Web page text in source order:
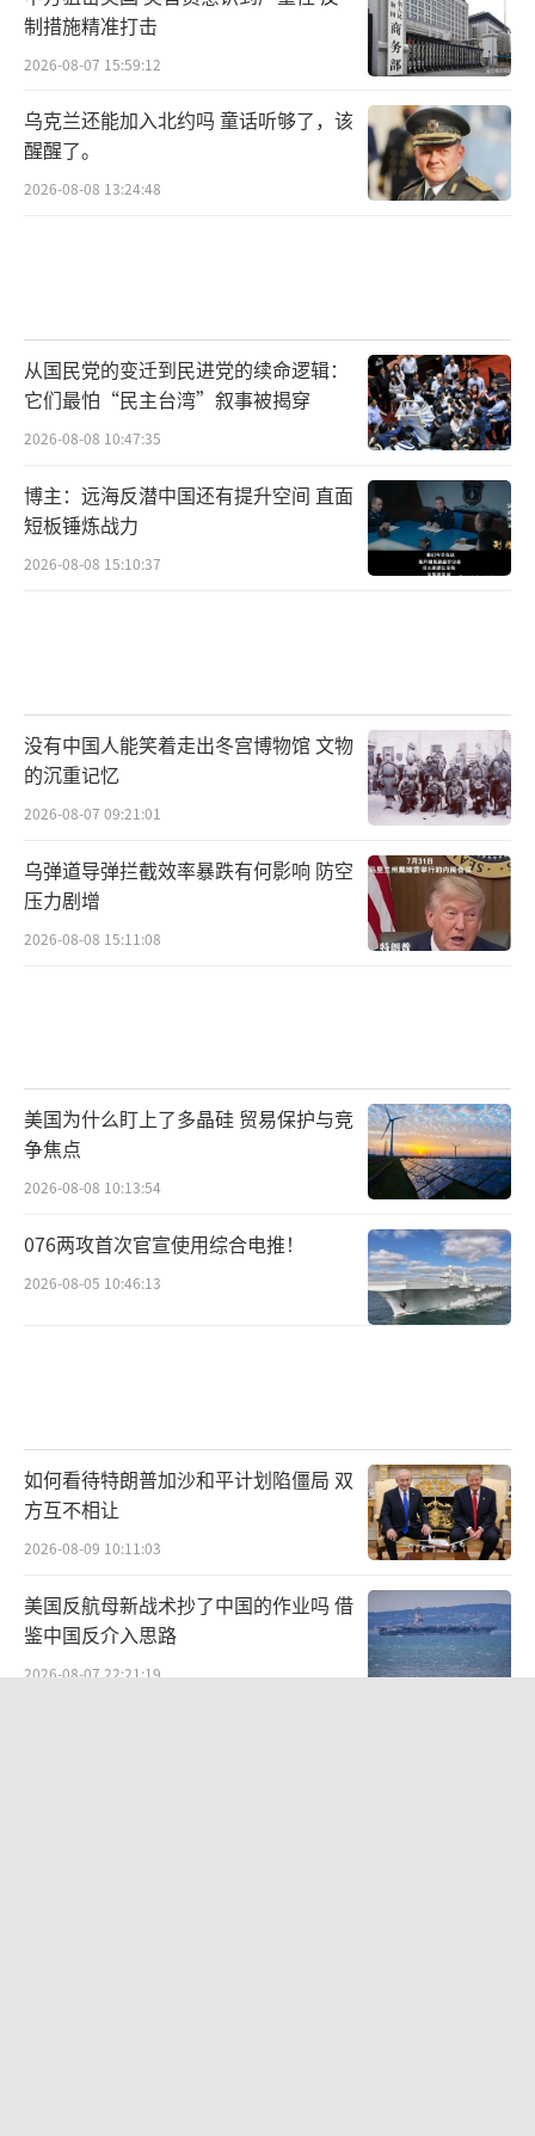
制措施精准打击
2026-08-07 15:59:12
乌克兰还能加入北约吗 童话听够了，该
醒醒了。
2026-08-08 13:24:48
从国民党的变迁到民进党的续命逻辑：
它们最怕“民主台湾”叙事被揭穿
2026-08-08 10:47:35
博主：远海反潜中国还有提升空间 直面
短板锤炼战力
2026-08-08 15:10:37
没有中国人能笑着走出冬宫博物馆 文物
的沉重记忆
2026-08-07 09:21:01
乌弹道导弹拦截效率暴跌有何影响 防空
压力剧增
2026-08-08 15:11:08
美国为什么盯上了多晶硅 贸易保护与竞
争焦点
2026-08-08 10:13:54
076两攻首次官宣使用综合电推！
2026-08-05 10:46:13
如何看待特朗普加沙和平计划陷僵局 双
方互不相让
2026-08-09 10:11:03
美国反航母新战术抄了中国的作业吗 借
鉴中国反介入思路
2026-08-07 22:21:19